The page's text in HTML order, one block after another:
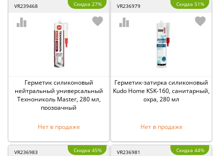
VR239468 Скидка 27%
Герметик силиконовый
нейтральный универсальный
Технониколь Master, 280 мл,
прозрачный
Нет в продаже
VR236979 Скидка 51%
Герметик-затирка силиконовый
Kudo Home KSK-160, санитарный,
охра, 280 мл
Нет в продаже
VR236983 Скидка 45% VR236981 Скидка 44%